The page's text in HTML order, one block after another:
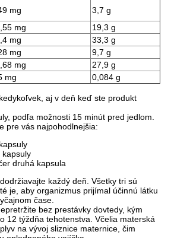
mg
3,7 g
mg
19,3 g
mg
33,3 g
mg
9,7 g
mg
27,9 g
mg
0,084 g
aj v deň keď ste produkt
podľa možnosti 15 minút pred jedlom.
pre vás najpohodlnejšia:
kapsuly
druhá kapsula
každý deň. Všetky tri sú
je, aby organizmus prijímal účinnú látku
čase.
bez prestávky dovtedy, kým
12 týždňa tehotenstva. Včelia materská
na vývoj sliznice maternice, čim